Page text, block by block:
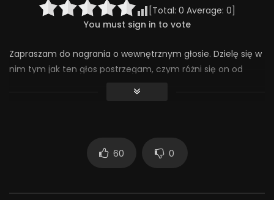
[Total: 0 Average: 0]
You must sign in to vote
Zapraszam do nagrania o wewnętrznym głosie. Dzielę się w
nim tym jak ten głos postrzegam, czym różni się on od
60 0